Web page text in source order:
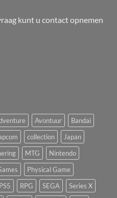
kunt u contact opnemen
Avontuur
Bandai
collection
Japan
MTG
Nintendo
Physical Game
PS5 RPG SEGA
Series X